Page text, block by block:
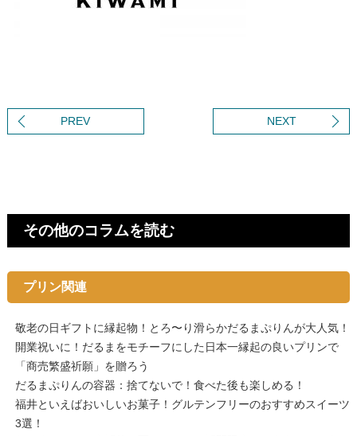
PREV NEXT
その他のコラムを読む
プリン関連
敬老の日ギフトに縁起物！とろ〜り滑らかだるまぷりんが大人気！
開業祝いに！だるまをモチーフにした日本一縁起の良いプリンで
「商売繁盛祈願」を贈ろう
だるまぷりんの容器：捨てないで！食べた後も楽しめる！
福井といえばおいしいお菓子！グルテンフリーのおすすめスイーツ
3選！